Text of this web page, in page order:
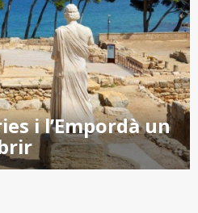
i l’Empordà un